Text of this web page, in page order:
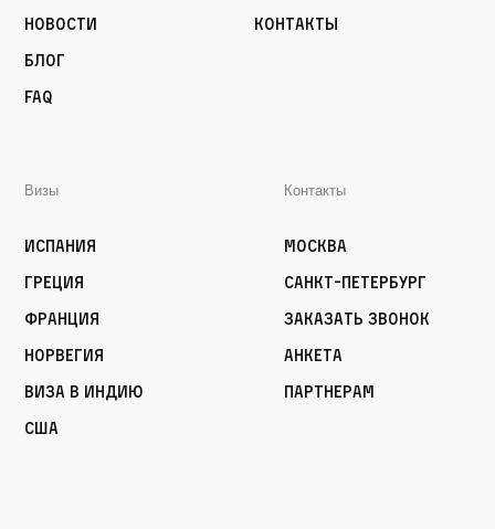
Новости
Блог
FAQ
Контакты
Визы
Испания
Греция
Франция
Норвегия
Виза в Индию
США
Контакты
Москва
Санкт-Петербург
Заказать звонок
Анкета
Партнерам